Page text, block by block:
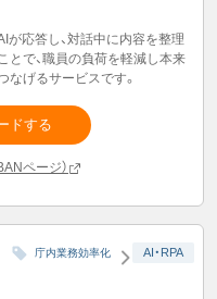
応答し、対話中に内容を整理
とで、職員の負荷を軽減し本来
なげるサービスです。
ドする
ページ）
庁内業務効率化 AI・RPA